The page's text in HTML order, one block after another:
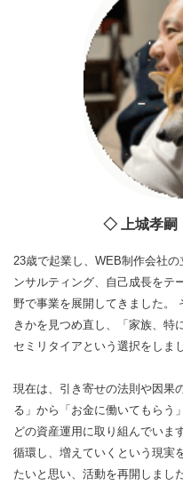
◇ 上城孝嗣
23歳で起業し、WEB制作会社
ンサルティング、自己成長をテ
野で事業を展開してきました。
きかを見つめ直し、「家族、特
セミリタイアという選択をしま
現在は、引き寄せの法則や因果
る」から「お金に働いてもらう
どの資産運用に取り組んでいま
循環し、増えていくという現実
たいと思い、活動を再開しました